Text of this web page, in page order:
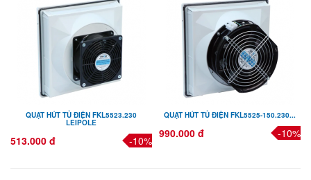
QUẠT HÚT TỦ ĐIỆN FKL5523.230
LEIPOLE
513.000 đ -10%
QUẠT HÚT TỦ ĐIỆN FKL5525-150.230...
990.000 đ -10%